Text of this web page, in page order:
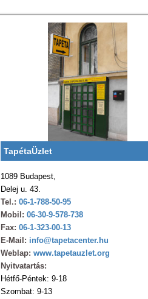
TapétaÜzlet
1089 Budapest,
Delej u. 43.
Tel.: 06-1-788-50-95
Mobil: 06-30-9-578-738
Fax: 06-1-323-00-13
E-Mail: info@tapetacenter.hu
Weblap: www.tapetauzlet.org
Nyitvatartás:
Hétfő-Péntek: 9-18
Szombat: 9-13